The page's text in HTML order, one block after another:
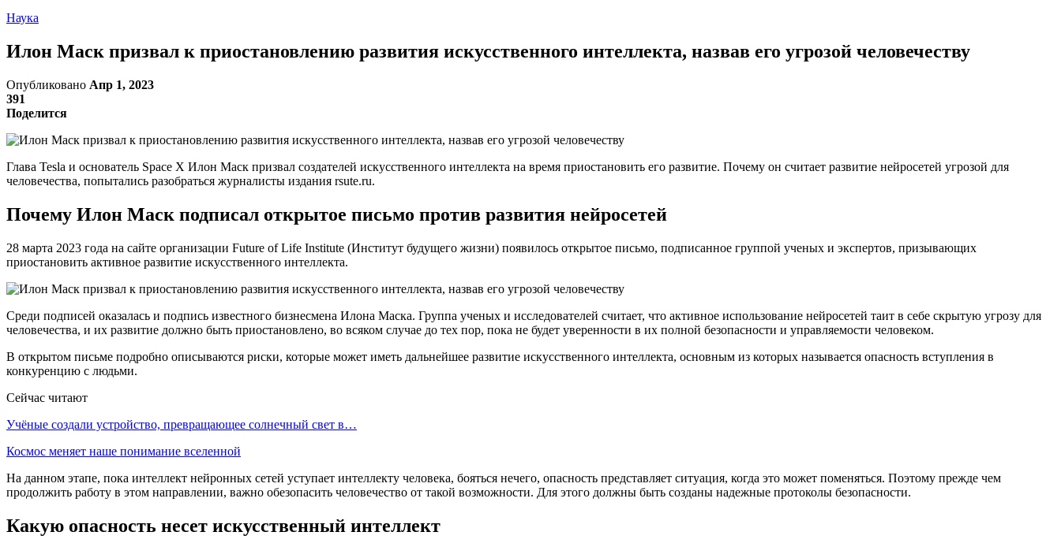
Наука
Илон Маск призвал к приостановлению развития искусственного интеллекта, назвав его угрозой человечеству
Опубликовано Апр 1, 2023
391
Поделится
Глава Tesla и основатель Space X Илон Маск призвал создателей искусственного интеллекта на время приостановить его развитие. Почему он считает развитие нейросетей угрозой для
человечества, попытались разобраться журналисты издания rsute.ru.
Почему Илон Маск подписал открытое письмо против развития нейросетей
28 марта 2023 года на сайте организации Future of Life Institute (Институт будущего жизни) появилось открытое письмо, подписанное группой ученых и экспертов, призывающих
приостановить активное развитие искусственного интеллекта.
Среди подписей оказалась и подпись известного бизнесмена Илона Маска. Группа ученых и исследователей считает, что активное использование нейросетей таит в себе скрытую угрозу для
человечества, и их развитие должно быть приостановлено, во всяком случае до тех пор, пока не будет уверенности в их полной безопасности и управляемости человеком.
В открытом письме подробно описываются риски, которые может иметь дальнейшее развитие искусственного интеллекта, основным из которых называется опасность вступления в
конкуренцию с людьми.
Сейчас читают
Учёные создали устройство, превращающее солнечный свет в…
Космос меняет наше понимание вселенной
На данном этапе, пока интеллект нейронных сетей уступает интеллекту человека, бояться нечего, опасность представляет ситуация, когда это может поменяться. Поэтому прежде чем
продолжить работу в этом направлении, важно обезопасить человечество от такой возможности. Для этого должны быть созданы надежные протоколы безопасности.
Какую опасность несет искусственный интеллект